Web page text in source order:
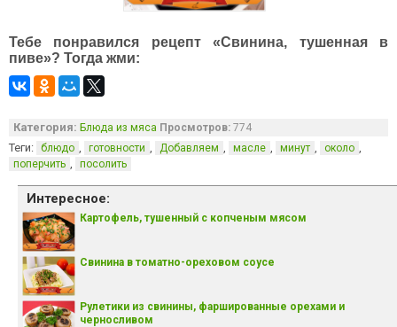
Тебе понравился рецепт «Свинина, тушенная в
пиве»? Тогда жми:
Категория: Блюда из мяса Просмотров: 774
Теги: блюдо готовности Добавляем масле минут около
поперчить посолить
Интересное:
Картофель, тушенный с копченым мясом
Свинина в томатно-ореховом соусе
Рулетики из свинины, фаршированные орехами и
черносливом